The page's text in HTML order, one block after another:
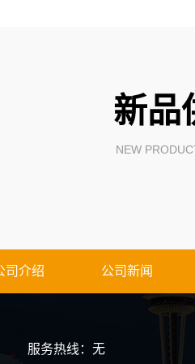
新品
NEW
司介绍 公司新闻
服务热线：无